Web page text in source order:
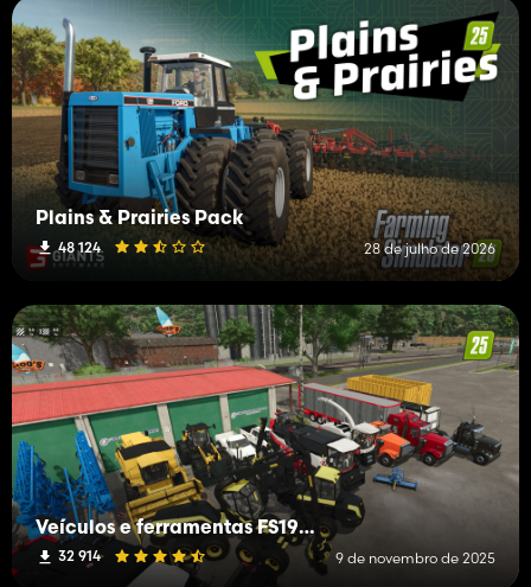
Plains & Prairies Pack
48 124 28 de julho de 2026
Veículos e ferramentas FS19 (L-R)
32 914 9 de novembro de 2025